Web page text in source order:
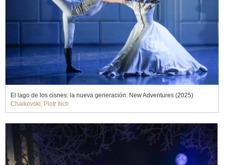
El lago de los cisnes: la nueva generación. New Adventures (2025)
Chaikovski, Piotr Ilich